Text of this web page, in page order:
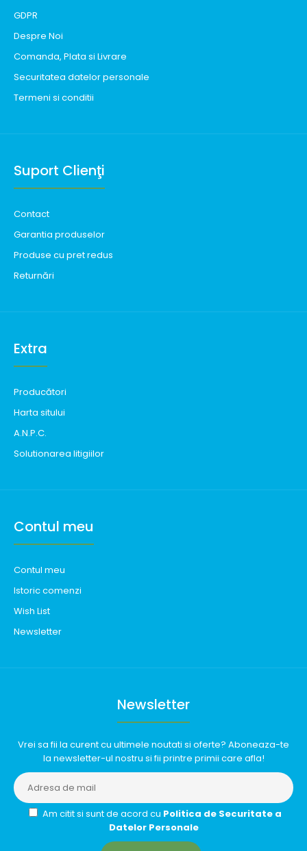
GDPR
Despre Noi
Comanda, Plata si Livrare
Securitatea datelor personale
Termeni si conditii
Suport Clienţi
Contact
Garantia produselor
Produse cu pret redus
Returnări
Extra
Producători
Harta sitului
A.N.P.C.
Solutionarea litigiilor
Contul meu
Contul meu
Istoric comenzi
Wish List
Newsletter
Newsletter
Vrei sa fii la curent cu ultimele noutati si oferte? Aboneaza-te
la newsletter-ul nostru si fii printre primii care afla!
Am citit si sunt de acord cu Politica de Securitate a
Datelor Personale